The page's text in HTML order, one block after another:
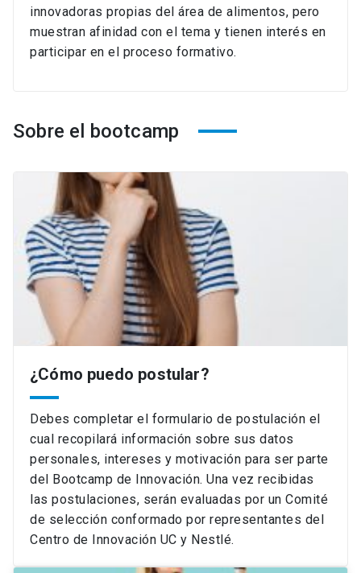
innovadoras propias del área de alimentos, pero
muestran afinidad con el tema y tienen interés en
participar en el proceso formativo.
Sobre el bootcamp
¿Cómo puedo postular?
Debes completar el formulario de postulación el
cual recopilará información sobre sus datos
personales, intereses y motivación para ser parte
del Bootcamp de Innovación. Una vez recibidas
las postulaciones, serán evaluadas por un Comité
de selección conformado por representantes del
Centro de Innovación UC y Nestlé.